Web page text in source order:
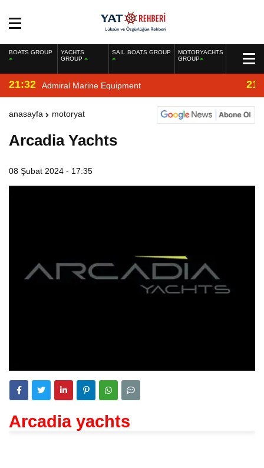
BOATS GROUP
YACHTS
GROUP
SAIL BOATS GROUP
MOTORYACHTS
GROUP
21:32 Admiral Marine Equipment
anasayfa motoryat
Arcadia Yachts
08 Şubat 2024 - 17:35
Arcadia yachts